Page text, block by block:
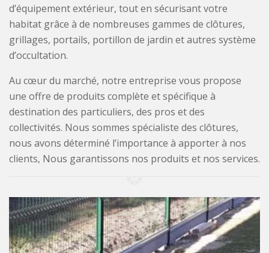
d’équipement extérieur, tout en sécurisant votre
habitat grâce à de nombreuses gammes de clôtures,
grillages, portails, portillon de jardin et autres système
d’occultation.
Au cœur du marché, notre entreprise vous propose
une offre de produits complète et spécifique à
destination des particuliers, des pros et des
collectivités. Nous sommes spécialiste des clôtures,
nous avons déterminé l’importance à apporter à nos
clients, Nous garantissons nos produits et nos services.